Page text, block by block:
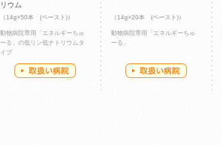
リウム
（14g×50本 (ペースト)）
動物病院専用「エネルギーちゅ
ーる」の低リン低ナトリウムタ
イプ
（14g×20本 (ペースト)）
動物病院専用「エネルギーちゅ
ーる」